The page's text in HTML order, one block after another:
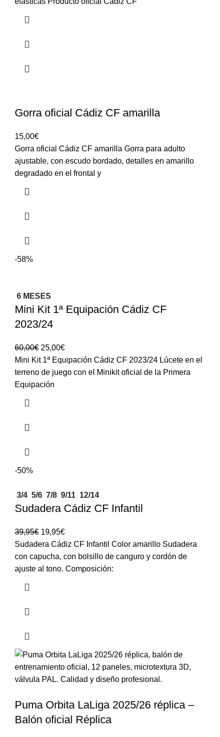
Gorra oficial Cádiz CF amarilla
15,00€
Gorra oficial Cádiz CF amarilla Gorra para adulto
ajustable, con escudo bordado, detalles en amarillo
degradado en el frontal y
-58%
6 MESES
Mini Kit 1ª Equipación Cádiz CF
2023/24
60,00€ 25,00€
Mini Kit 1ª Equipación Cádiz CF 2023/24 Lúcete en el
terreno de juego con el Minikit oficial de la Primera
Equipación
-50%
3/4 5/6 7/8 9/11 12/14
Sudadera Cádiz CF Infantil
39,95€ 19,95€
Sudadera Cádiz CF Infantil Color amarillo Sudadera
con capucha, con bolsillo de canguro y cordón de
ajuste al tono. Composición:
Puma Orbita LaLiga 2025/26 réplica –
Balón oficial Réplica